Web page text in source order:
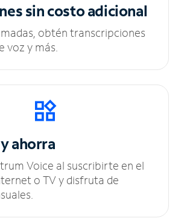
sincosto adicional
obtén transcripciones
voz y más.
ahorra
Voice al suscribirte en el
o TV y disfruta de